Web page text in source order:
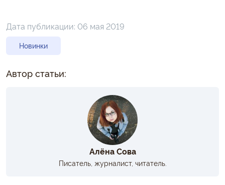
Дата публикации: 06 мая 2019
Новинки
Автор статьи:
Алёна Сова
Писатель, журналист, читатель.